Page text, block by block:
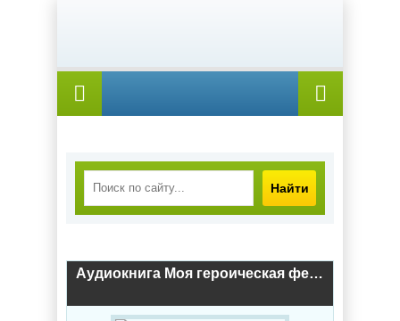
Найти
Аудиокнига Моя героическая ферма-3 / Тайниковский (3)